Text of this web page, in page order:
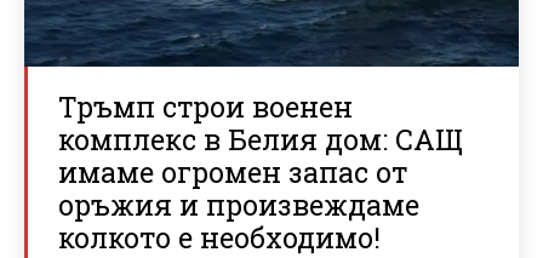
Тръмп строи военен
комплекс в Белия дом: САЩ
имаме огромен запас от
оръжия и произвеждаме
колкото е необходимо!